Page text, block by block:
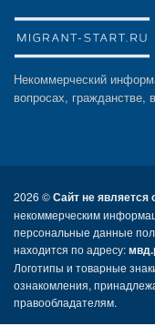
Некоммерческий
вопросах, гражданстве,
2026 ©Сайт не
некоммерческим
персональные данные
находится по адресу:
Логотипы и товарные
ознакомления,
правообладателям.